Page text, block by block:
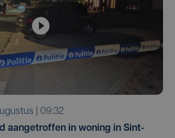
| 09:32
aangetroffen in woning in Sint-